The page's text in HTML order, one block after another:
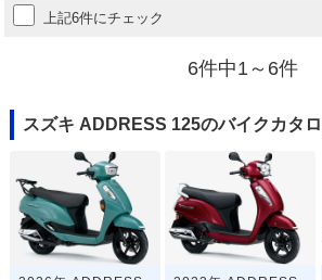
上記6件にチェック
6件中1～6件
スズキ ADDRESS 125のバイクカタ